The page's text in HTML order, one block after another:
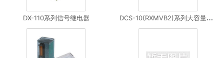
DX-110系列信号继电器 D
CS-10(RXMVB2)系列大容量锁定继电器